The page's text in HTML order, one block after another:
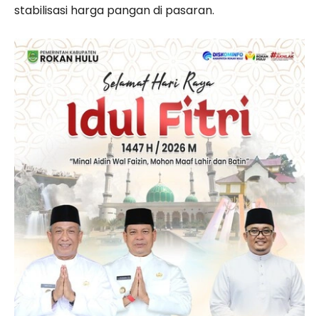
stabilisasi harga pangan di pasaran.